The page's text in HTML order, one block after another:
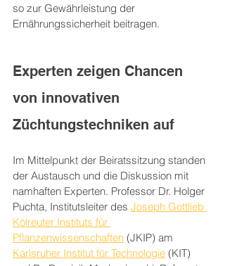
so zur Gewährleistung der
Ernährungssicherheit beitragen.
Experten zeigen Chancen
von innovativen
Züchtungstechniken auf
Im Mittelpunkt der Beiratssitzung standen
der Austausch und die Diskussion mit
namhaften Experten. Professor Dr. Holger
Puchta, Institutsleiter des Joseph Gottlieb
Kölreuter Instituts für
Pflanzenwissenschaften (JKIP) am
Karlsruher Institut für Technologie (KIT)